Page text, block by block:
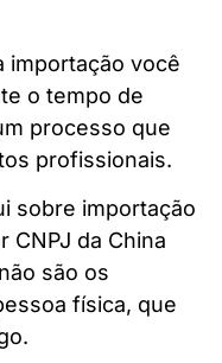
importação você
o tempo de
processo que
profissionais.
sobre importação
CNPJ da China
são os
física, que